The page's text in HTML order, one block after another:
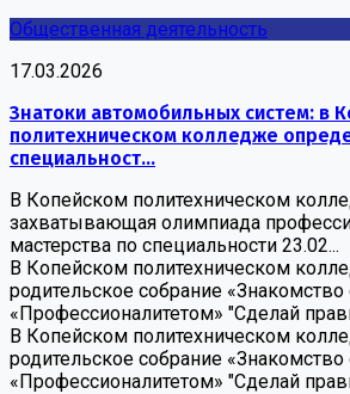
Общественная деятельность
17.03.2026
Знатоки автомобильных систем: в
политехническом колледже
специальност...
В Копейском политехническом
захватывающая олимпиада
мастерства по специальности 23.02...
В Копейском политехническом
родительское собрание «Знакомство
«Профессионалитетом» "Сделай
В Копейском политехническом
родительское собрание «Знакомство
«Профессионалитетом» "Сделай